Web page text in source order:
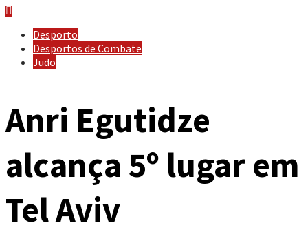
Desporto
Desportos de Combate
Judo
Anri Egutidze
alcança 5º lugar em
Tel Aviv